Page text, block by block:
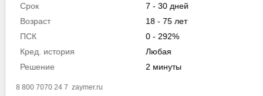
Срок
7 - 30 дней
Возраст
18 - 75 лет
ПСК
0 - 292%
Кред. история
Любая
Решение
2 минуты
8 800 7070 24 7 zaymer.ru